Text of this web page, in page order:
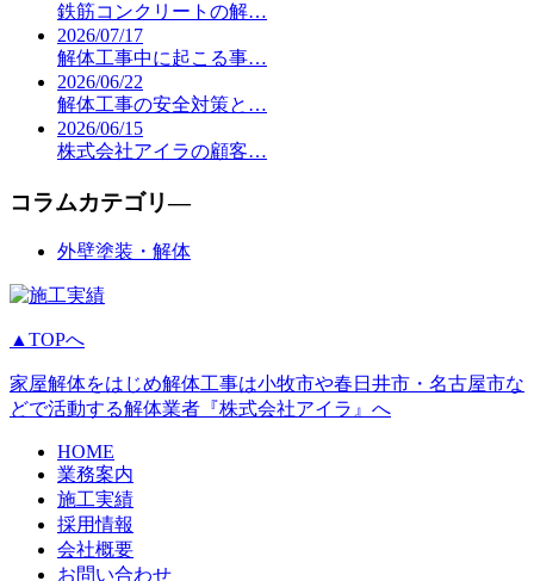
鉄筋コンクリートの解…
2026/07/17
解体工事中に起こる事…
2026/06/22
解体工事の安全対策と…
2026/06/15
株式会社アイラの顧客…
コラムカテゴリ―
外壁塗装・解体
▲TOPへ
家屋解体をはじめ解体工事は小牧市や春日井市・名古屋市な
どで活動する解体業者『株式会社アイラ』へ
HOME
業務案内
施工実績
採用情報
会社概要
お問い合わせ